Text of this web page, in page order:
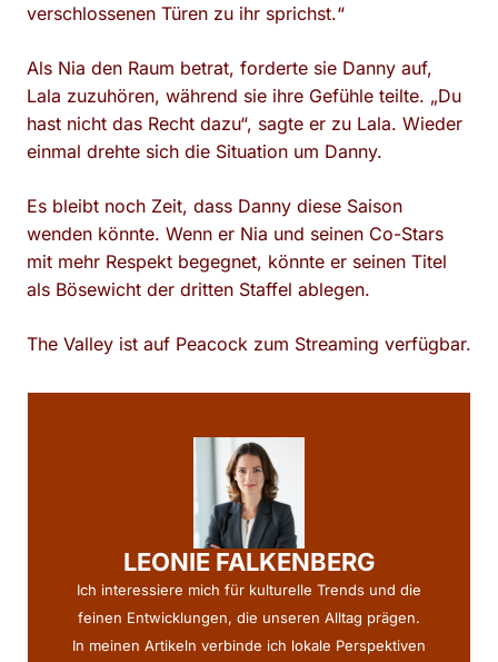
verschlossenen Türen zu ihr sprichst.“
Als Nia den Raum betrat, forderte sie Danny auf,
Lala zuzuhören, während sie ihre Gefühle teilte. „Du
hast nicht das Recht dazu“, sagte er zu Lala. Wieder
einmal drehte sich die Situation um Danny.
Es bleibt noch Zeit, dass Danny diese Saison
wenden könnte. Wenn er Nia und seinen Co-Stars
mit mehr Respekt begegnet, könnte er seinen Titel
als Bösewicht der dritten Staffel ablegen.
The Valley ist auf Peacock zum Streaming verfügbar.
LEONIE FALKENBERG
Ich interessiere mich für kulturelle Trends und die
feinen Entwicklungen, die unseren Alltag prägen.
In meinen Artikeln verbinde ich lokale Perspektiven